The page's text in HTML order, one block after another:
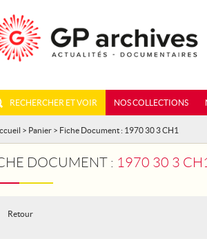
RECHERCHER ET VOIR NOS COLLECTIONS
> Panier > Fiche Document : 1970 30 3 CH1
DOCUMENT : 1970 30 3
Retour